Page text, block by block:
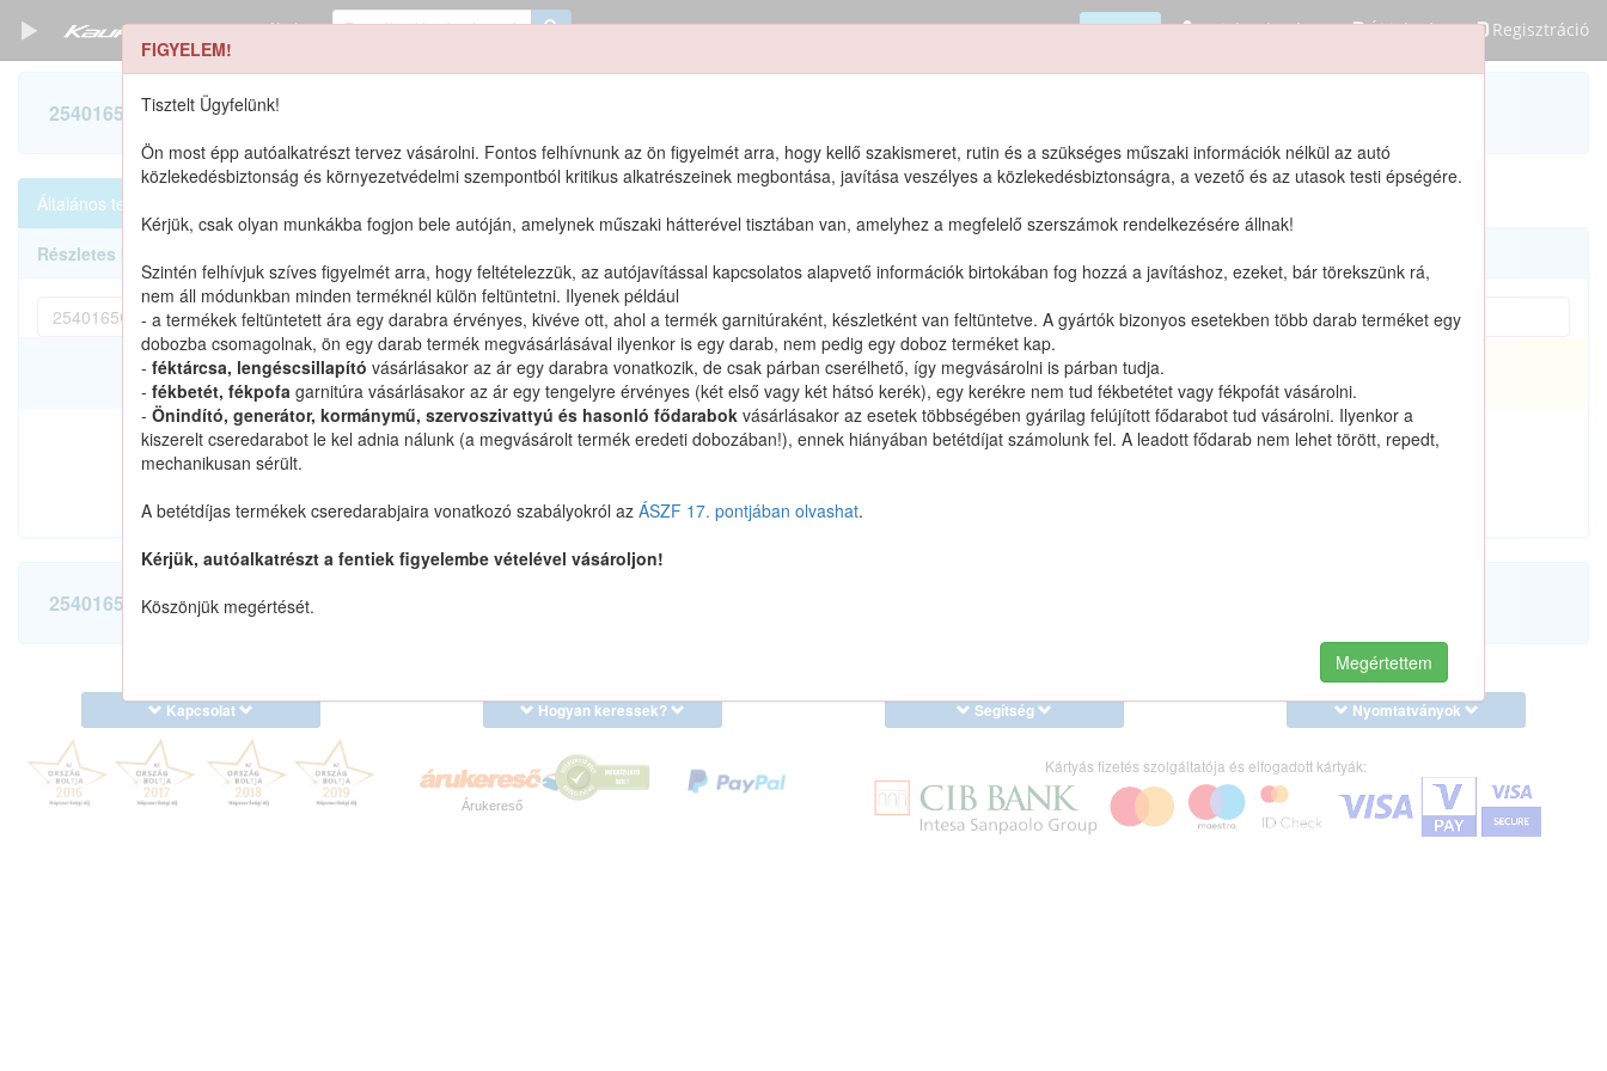
Termékek Bejelentkezés Új jelszó Regisztráció
(üres)
Szerszámkatalógus
Alkatrészek
FIGYELEM!
Tisztelt Ügyfelünk!
Ön most épp autóalkatrészt tervez vásárolni. Fontos felhívnunk az ön figyelmét arra, hogy kellő szakismeret, rutin és a szükséges műszaki információk nélkül az autó
közlekedésbiztonság és környezetvédelmi szempontból kritikus alkatrészeinek megbontása, javítása veszélyes a közlekedésbiztonságra, a vezető és az utasok testi épségére.
Kérjük, csak olyan munkákba fogjon bele autóján, amelynek műszaki hátterével tisztában van, amelyhez a megfelelő szerszámok rendelkezésére állnak!
Szintén felhívjuk szíves figyelmét arra, hogy feltételezzük, az autójavítással kapcsolatos alapvető információk birtokában fog hozzá a javításhoz, ezeket, bár törekszünk rá,
nem áll módunkban minden terméknél külön feltüntetni. Ilyenek például
- a termékek feltüntetett ára egy darabra érvényes, kivéve ott, ahol a termék garnitúraként, készletként van feltüntetve. A gyártók bizonyos esetekben több darab terméket egy
dobozba csomagolnak, ön egy darab termék megvásárlásával ilyenkor is egy darab, nem pedig egy doboz terméket kap.
- féktárcsa, lengéscsillapító vásárlásakor az ár egy darabra vonatkozik, de csak párban cserélhető, így megvásárolni is párban tudja.
- fékbetét, fékpofa garnitúra vásárlásakor az ár egy tengelyre érvényes (két első vagy két hátsó kerék), egy kerékre nem tud fékbetétet vagy fékpofát vásárolni.
- Önindító, generátor, kormánymű, szervoszivattyú és hasonló fődarabok vásárlásakor az esetek többségében gyárilag felújított fődarabot tud vásárolni. Ilyenkor a
kiszerelt cseredarabot le kel adnia nálunk (a megvásárolt termék eredeti dobozában!), ennek hiányában betétdíjat számolunk fel. A leadott fődarab nem lehet törött, repedt,
mechanikusan sérült.
A betétdíjas termékek cseredarabjaira vonatkozó szabályokról az ÁSZF 17. pontjában olvashat.
Kérjük, autóalkatrészt a fentiek figyelembe vételével vásároljon!
Köszönjük megértését.
Megértettem
2540165G00 keresése
Általános termékek
Részletes keresés
Katalógusban szereplő termékek Katalógusban nem szereplő termékek
2540165G00 keresése
Kapcsolat Hogyan keressek? Segítség Nyomtatványok
Árukereső
Kártyás fizetés szolgáltatója és elfogadott kártyák: